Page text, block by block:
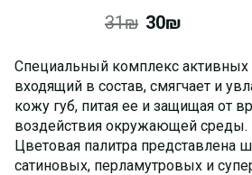
31₪ 30₪
Специальный комплекс активных
входящий в состав, смягчает и
кожу губ, питая ее и защищая от
воздействия окружающей среды.
Цветовая палитра представлена
сатиновых, перламутровых и